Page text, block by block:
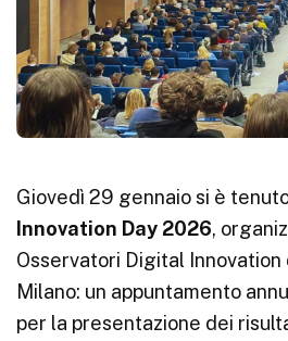
Giovedì 29 gennaio si è
Innovation Day 2026,
Osservatori Digital
Milano: un appuntamento
per la presentazione dei